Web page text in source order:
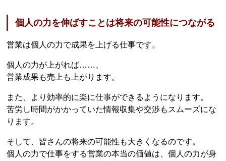
個人の力を伸ばすことは将来の可能性につながる
営業は個人の力で成果を上げる仕事です。
個人の力が上がれば……、
営業成果も売上も上がります。
また、より効率的に楽に仕事ができるようになります。
苦労し時間がかかっていた情報収集や交渉もスムーズにな
ります。
そして、皆さんの将来の可能性も大きくなるのです。
個人の力で仕事をする営業の本当の価値は、個人の力が身